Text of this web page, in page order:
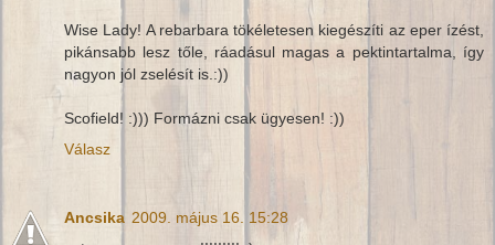
Wise Lady! A rebarbara tökéletesen kiegészíti az eper ízést,
pikánsabb lesz tőle, ráadásul magas a pektintartalma, így
nagyon jól zselésít is.:))
Scofield! :))) Formázni csak ügyesen! :))
Válasz
Ancsika 2009. május 16. 15:28